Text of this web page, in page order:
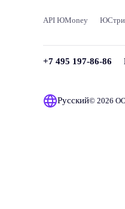
API ЮMoney
+7 495 197-86-86
Русский© 2026